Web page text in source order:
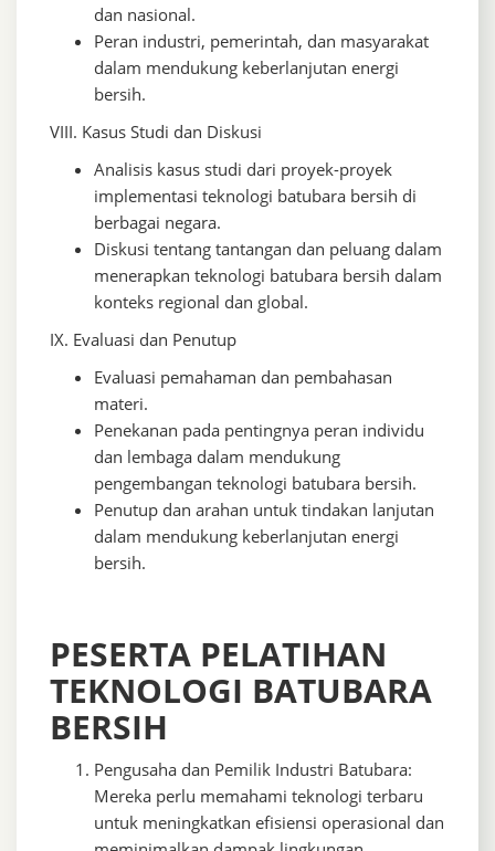
dan nasional.
Peran industri, pemerintah, dan masyarakat
dalam mendukung keberlanjutan energi
bersih.
VIII. Kasus Studi dan Diskusi
Analisis kasus studi dari proyek-proyek
implementasi teknologi batubara bersih di
berbagai negara.
Diskusi tentang tantangan dan peluang dalam
menerapkan teknologi batubara bersih dalam
konteks regional dan global.
IX. Evaluasi dan Penutup
Evaluasi pemahaman dan pembahasan
materi.
Penekanan pada pentingnya peran individu
dan lembaga dalam mendukung
pengembangan teknologi batubara bersih.
Penutup dan arahan untuk tindakan lanjutan
dalam mendukung keberlanjutan energi
bersih.
PESERTA PELATIHAN
TEKNOLOGI BATUBARA
BERSIH
Pengusaha dan Pemilik Industri Batubara:
Mereka perlu memahami teknologi terbaru
untuk meningkatkan efisiensi operasional dan